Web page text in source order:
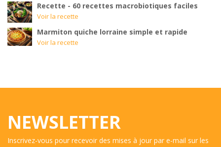
Recette - 60 recettes macrobiotiques faciles
Voir la recette
Marmiton quiche lorraine simple et rapide
Voir la recette
NEWSLETTER
Inscrivez-vous pour recevoir des mises à jour par e-mail sur les